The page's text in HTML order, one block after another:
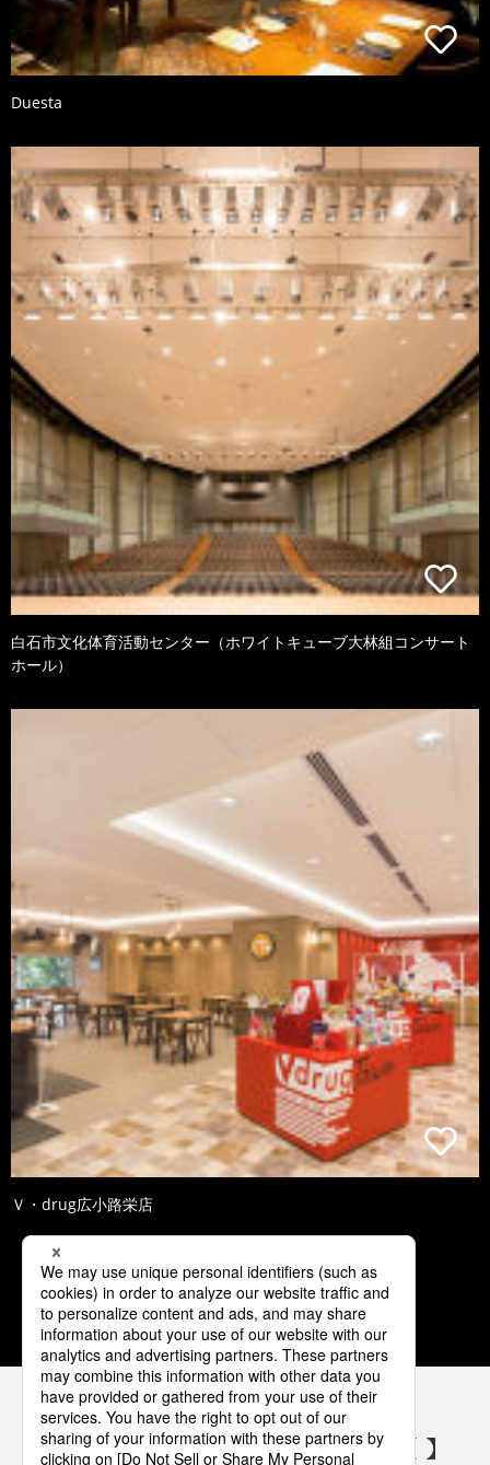
Duesta
白石市文化体育活動センター（ホワイトキューブ大林組コンサート
ホール）
Ｖ・drug広小路栄店
1 2 3 4 5
パナソニックの電気設備 SNSアカウント